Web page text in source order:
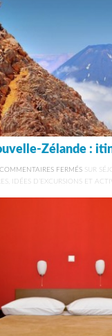
COMMENTAIRES FERMÉS SUR
IDÉES D’EXCURSIONS ET